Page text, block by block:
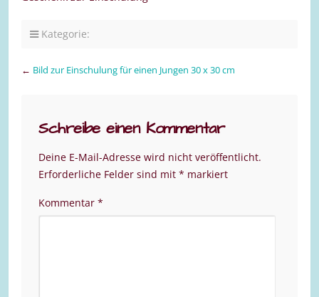
Kategorie:
← Bild zur Einschulung für einen Jungen 30 x 30 cm
Schreibe einen Kommentar
Deine E-Mail-Adresse wird nicht veröffentlicht.
Erforderliche Felder sind mit * markiert
Kommentar *